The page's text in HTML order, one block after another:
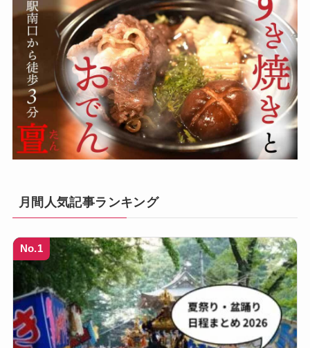
月間人気記事ランキング
No.1